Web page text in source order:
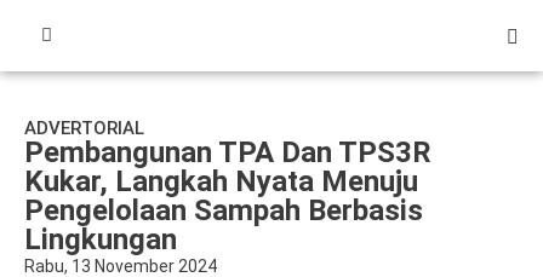
ADVERTORIAL
Pembangunan TPA Dan TPS3R
Kukar, Langkah Nyata Menuju
Pengelolaan Sampah Berbasis
Lingkungan
Rabu, 13 November 2024